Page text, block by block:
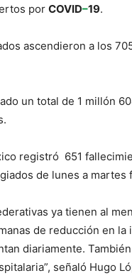
por COVID–19.
ascendieron a los
un total de 1 millón
registró 651
de lunes a martes
ya tienen al
de reducción en
diariamente.
señaló Hugo